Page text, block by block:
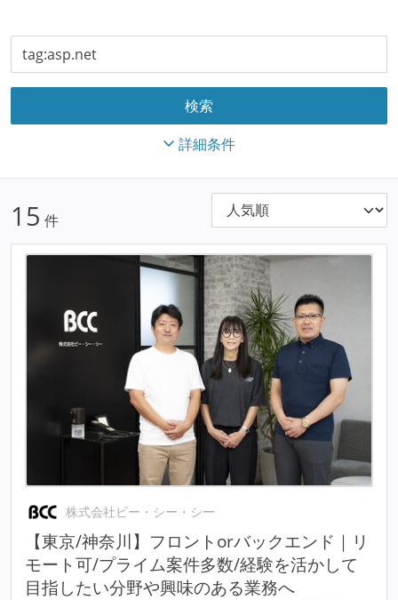
詳細条件
15 件
株式会社ビー・シー・シー
【東京/神奈川】フロントorバックエンド｜リ
モート可/プライム案件多数/経験を活かして
目指したい分野や興味のある業務へ